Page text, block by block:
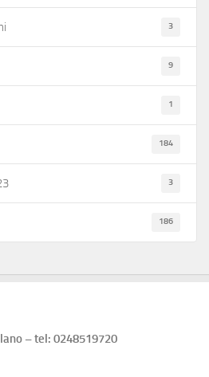
3
9
1
184
3
186
– tel: 0248519720